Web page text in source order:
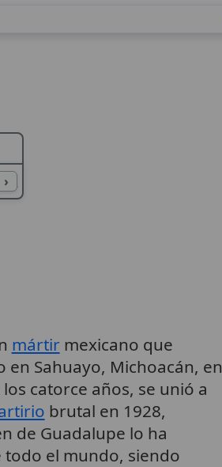
L
›
mártirmexicano que
en Sahuayo, Michoacán, en
catorce años, se unió a
brutal en 1928,
de Guadalupe lo ha
todo el mundo, siendo